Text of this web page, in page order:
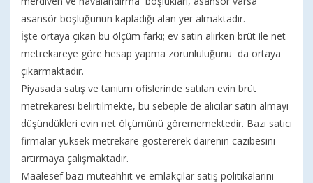
asansör boşluğunun kapladığı alan yer almaktadır.
İşte ortaya çıkan bu ölçüm farkı; ev satın alırken brüt ile net
metrekareye göre hesap yapma zorunluluğunu da ortaya
çıkarmaktadır.
Piyasada satış ve tanıtım ofislerinde satılan evin brüt
metrekaresi belirtilmekte, bu sebeple de alıcılar satın almayı
düşündükleri evin net ölçümünü görememektedir. Bazı satıcı
firmalar yüksek metrekare göstererek dairenin cazibesini
artırmaya çalışmaktadır.
Maalesef bazı müteahhit ve emlakçılar satış politikalarını